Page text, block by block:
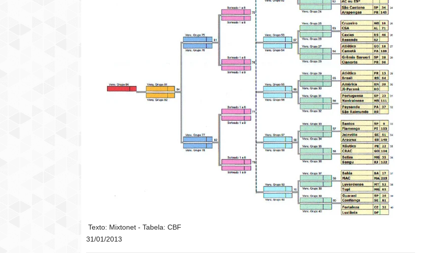
Texto: Mixtonet - Tabela: CBF
31/01/2013